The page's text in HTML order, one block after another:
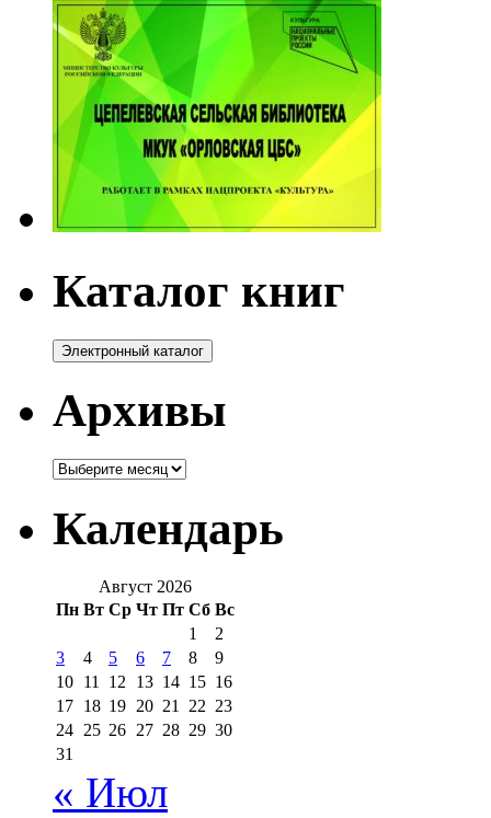
Каталог книг
Архивы
Архивы
Календарь
Август 2026
Пн Вт Ср Чт Пт Сб Вс
1
2
3
4 5 6 7 8
9
10 11 12 13 14 15 16
17 18 19 20 21 22 23
24 25 26 27 28 29 30
31
« Июл